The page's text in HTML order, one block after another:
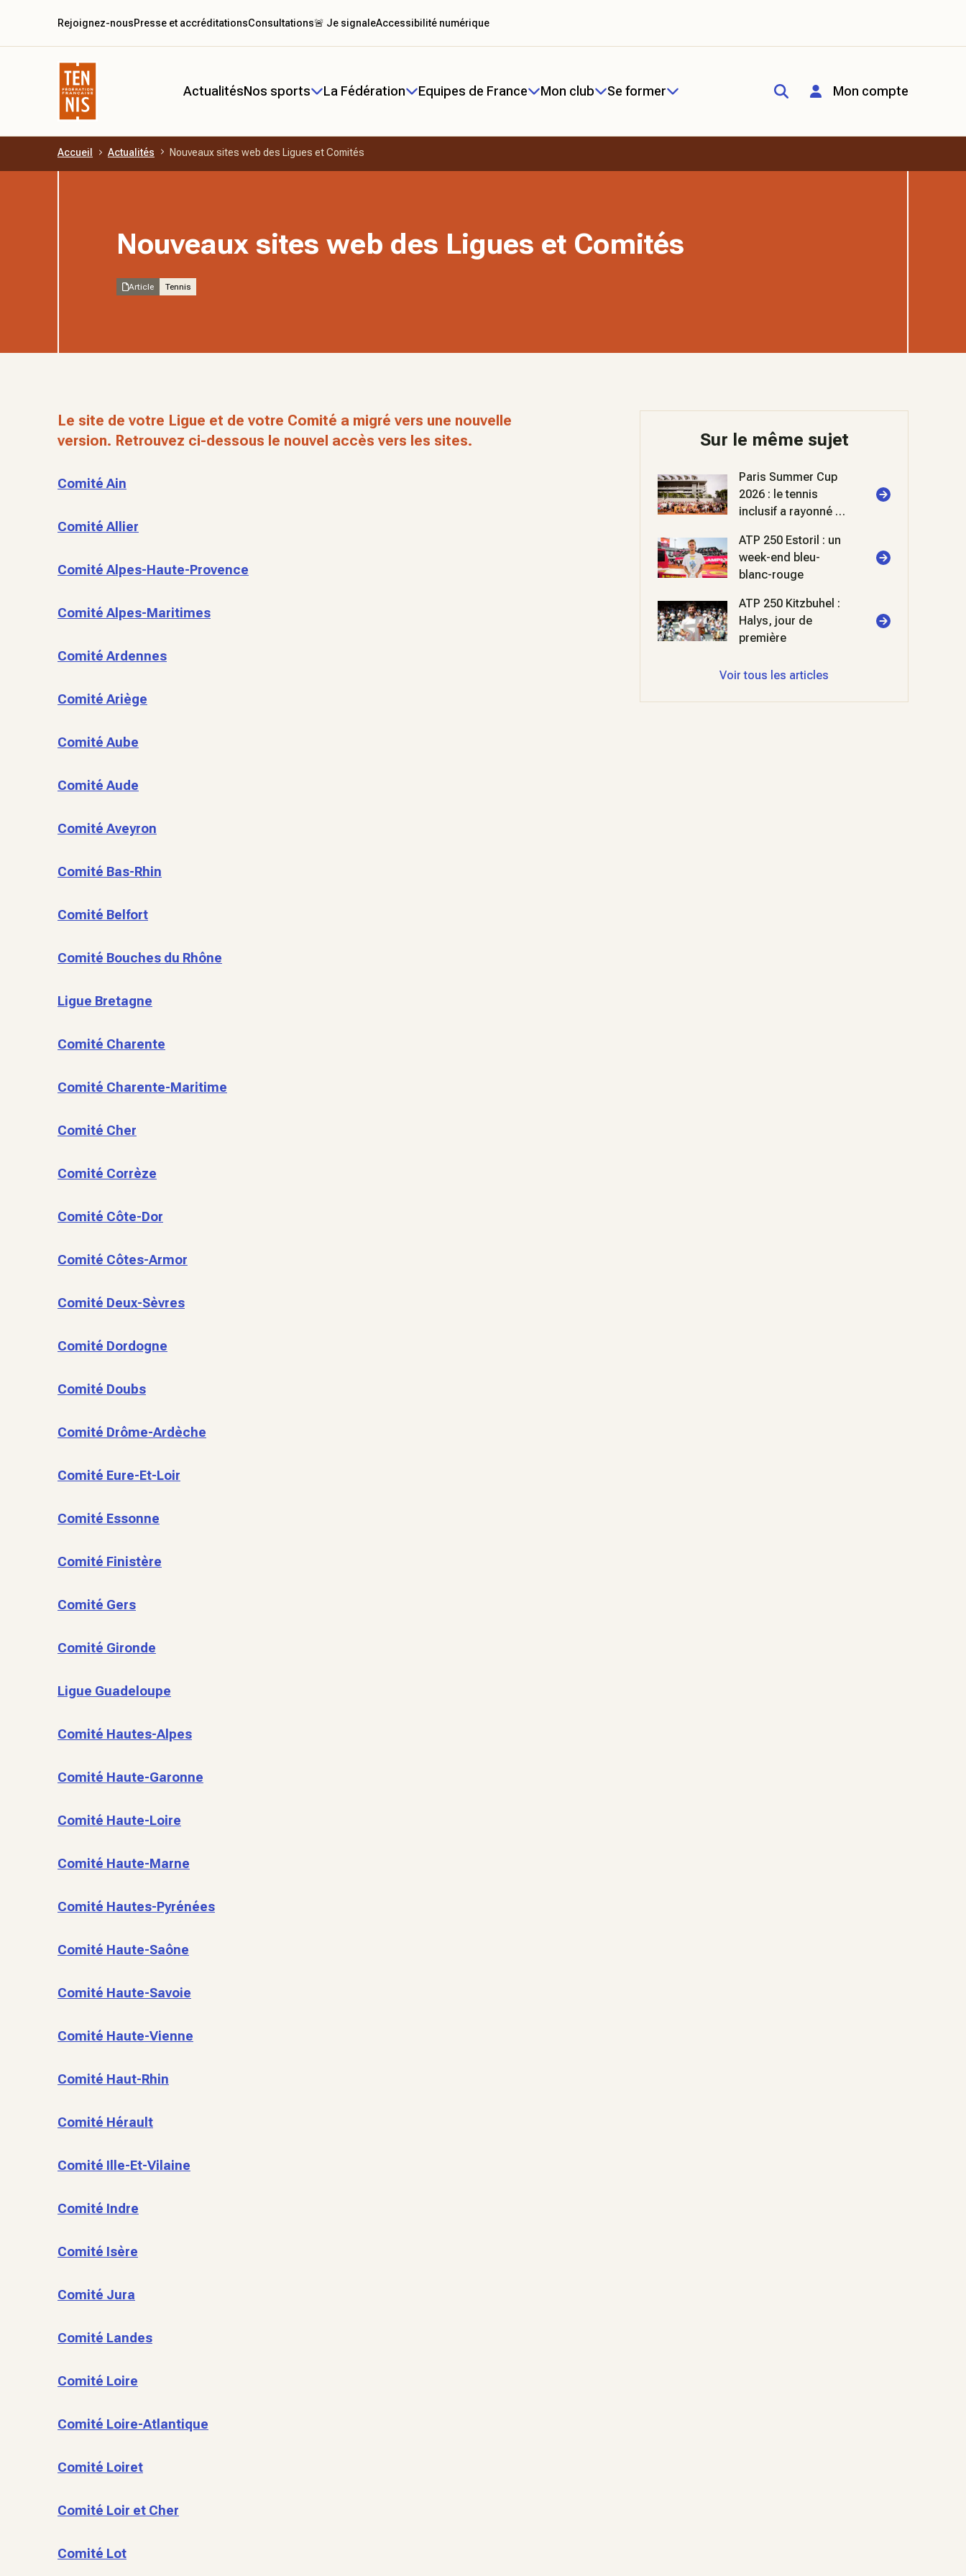
Aller au contenu principal
ActualitésNos sports La Fédération Equipes de France Mon club Se former Mon compte
Rejoignez-nousPresse et accréditationsConsultations🚨 Je signaleAccessibilité numérique
Accueil Actualités Nouveaux sites web des Ligues et Comités
Nouveaux sites web des Ligues et Comités
Article Tennis
Le site de votre Ligue et de votre Comité a migré vers une nouvelle
version. Retrouvez ci-dessous le nouvel accès vers les sites.
Comité Ain
Comité Allier
Comité Alpes-Haute-Provence
Comité Alpes-Maritimes
Comité Ardennes
Comité Ariège
Comité Aube
Comité Aude
Comité Aveyron
Comité Bas-Rhin
Comité Belfort
Comité Bouches du Rhône
Ligue Bretagne
Comité Charente
Comité Charente-Maritime
Comité Cher
Comité Corrèze
Comité Côte-Dor
Comité Côtes-Armor
Comité Deux-Sèvres
Comité Dordogne
Comité Doubs
Comité Drôme-Ardèche
Comité Eure-Et-Loir
Comité Essonne
Comité Finistère
Comité Gers
Comité Gironde
Ligue Guadeloupe
Comité Hautes-Alpes
Comité Haute-Garonne
Comité Haute-Loire
Comité Haute-Marne
Comité Hautes-Pyrénées
Comité Haute-Saône
Comité Haute-Savoie
Comité Haute-Vienne
Comité Haut-Rhin
Comité Hérault
Comité Ille-Et-Vilaine
Comité Indre
Comité Isère
Comité Jura
Comité Landes
Comité Loire
Comité Loire-Atlantique
Comité Loiret
Comité Loir et Cher
Comité Lot
Sur le même sujet
Paris Summer Cup
2026 : le tennis
inclusif a rayonné à
ATP 250 Estoril : un
week-end bleu-
blanc-rouge
ATP 250 Kitzbuhel :
Halys, jour de
première
Voir tous les articles